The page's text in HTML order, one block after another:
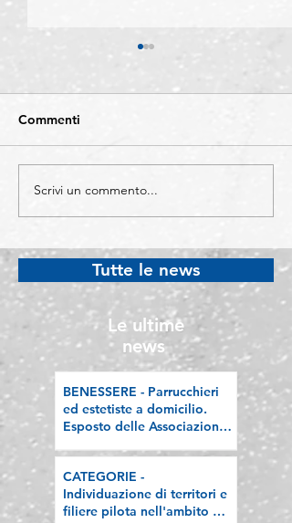
COMO - Protocollo di
legalità: un'alleanza tra
difendere l'economia
“sana”
Commenti
Scrivi un commento...
Tutte le news
Le ultime
news
BENESSERE - Parrucchieri
ed estetiste a domicilio.
Esposto delle Associazioni
regole valgano per tutti"
CATEGORIE -
Individuazione di territori e
filiere pilota nell'ambito del